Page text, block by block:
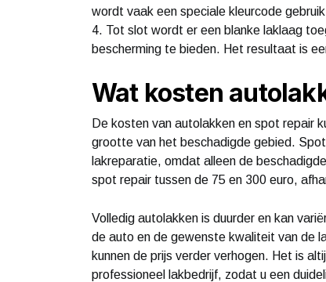
wordt vaak een speciale kleurcode
4. Tot slot wordt er een blanke laklaag
bescherming te bieden. Het resultaat is
Wat kosten
De kosten van autolakken en spot repair
grootte van het beschadigde gebied.
lakreparatie, omdat alleen de
spot repair tussen de 75 en 300 euro,
Volledig autolakken is duurder en kan
de auto en de gewenste kwaliteit van de
kunnen de prijs verder verhogen. Het is
professioneel lakbedrijf, zodat u een